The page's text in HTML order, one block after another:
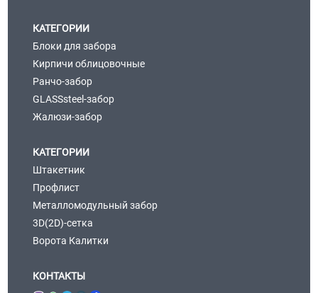
КАТЕГОРИИ
Блоки для забора
Кирпичи облицовочные
Ранчо-забор
GLASSsteel-забор
Жалюзи-забор
КАТЕГОРИИ
Штакетник
Профлист
Металломодульный забор
3D(2D)-сетка
Ворота Калитки
КОНТАКТЫ